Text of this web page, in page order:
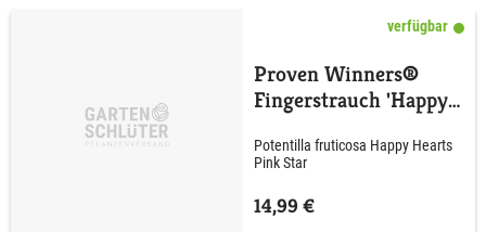
verfügbar
Proven Winners®
Fingerstrauch 'Happy
Potentilla fruticosa Happy Hearts
Pink Star
14,99 €